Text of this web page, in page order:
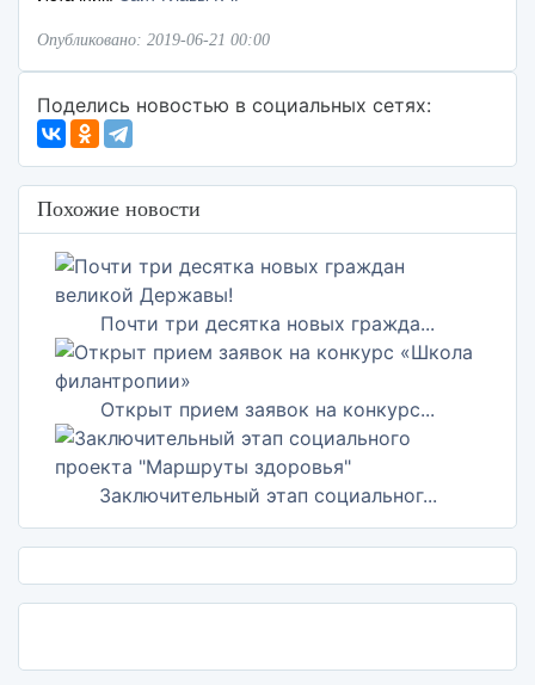
Опубликовано: 2019-06-21 00:00
Поделись новостью в социальных сетях:
Похожие новости
Почти три десятка новых гражда...
Открыт прием заявок на конкурс...
Заключительный этап социальног...